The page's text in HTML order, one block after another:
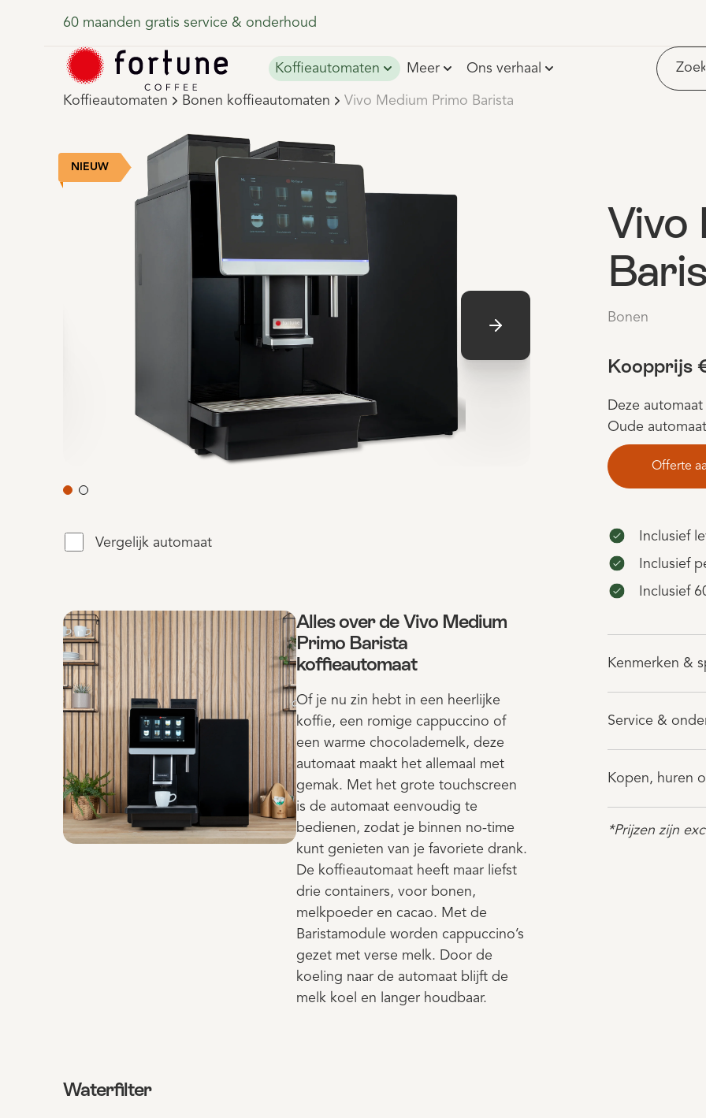
60 maanden gratis service & onderhoud
Koffieautomaten Meer Ons verhaal
Koffieautomaten Bonen koffieautomaten Vivo Medium Primo Barista
NIEUW
Vergelijk automaat
Vivo
Bonen
Koopprijs
Deze
Oude
Offerte
Inclusief
Inclusief
Inclusief
Kenmerken &
Service &
Kopen, huren
*Prijzen zijn
Alles over de Vivo Medium
Primo Barista
koffieautomaat
Of je nu zin hebt in een heerlijke
koffie, een romige cappuccino of
een warme chocolademelk, deze
automaat maakt het allemaal met
gemak. Met het grote touchscreen
is de automaat eenvoudig te
bedienen, zodat je binnen no-time
kunt genieten van je favoriete drank.
De koffieautomaat heeft maar liefst
drie containers, voor bonen,
melkpoeder en cacao. Met de
Baristamodule worden cappuccino’s
gezet met verse melk. Door de
koeling naar de automaat blijft de
melk koel en langer houdbaar.
Waterfilter